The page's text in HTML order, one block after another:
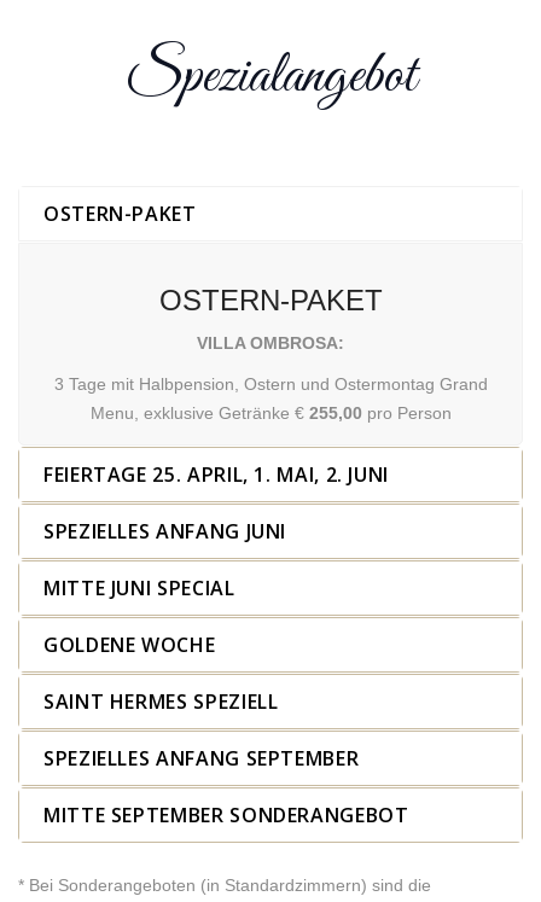
Spezialangebot
OSTERN-PAKET
OSTERN-PAKET
VILLA OMBROSA:
3 Tage mit Halbpension, Ostern und Ostermontag Grand
Menu, exklusive Getränke € 255,00 pro Person
FEIERTAGE 25. APRIL, 1. MAI, 2. JUNI
SPEZIELLES ANFANG JUNI
MITTE JUNI SPECIAL
GOLDENE WOCHE
SAINT HERMES SPEZIELL
SPEZIELLES ANFANG SEPTEMBER
MITTE SEPTEMBER SONDERANGEBOT
* Bei Sonderangeboten (in Standardzimmern) sind die